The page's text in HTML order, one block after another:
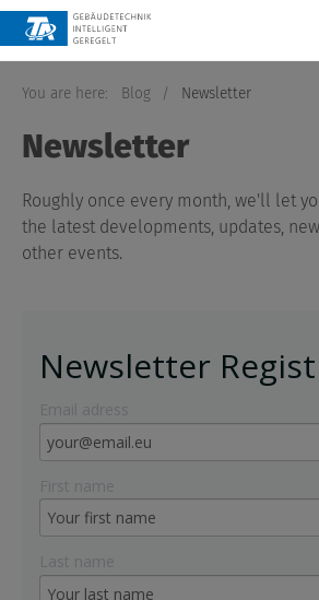
You are here: Blog / Newsletter
Newsletter
Roughly once every month, we'll let
the latest developments, updates,
other events.
Newsletter